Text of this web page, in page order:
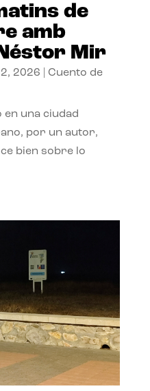
de
amb
Mir
2026
Cuento de
en una ciudad
por un autor,
bien sobre lo